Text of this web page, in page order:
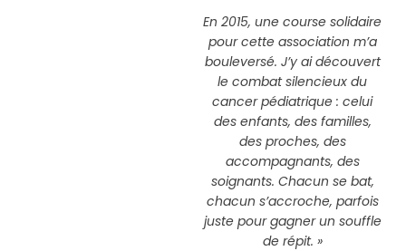
En 2015, une course solidaire
pour cette association m’a
bouleversé. J’y ai découvert
le combat silencieux du
cancer pédiatrique : celui
des enfants, des familles,
des proches, des
accompagnants, des
soignants. Chacun se bat,
chacun s’accroche, parfois
juste pour gagner un souffle
de répit. »